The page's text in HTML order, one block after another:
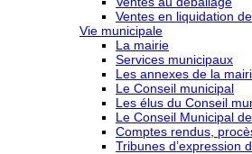
Ventes en liquidation
Vie municipale
La mairie
Services municipaux
Les annexes de la
Le Conseil municipal
Les élus du Conseil
Le Conseil Municipal
Comptes rendus,
Tribunes d’expression